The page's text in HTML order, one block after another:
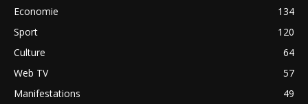
Economie
134
Sport
120
Culture
64
Web TV
57
Manifestations
49